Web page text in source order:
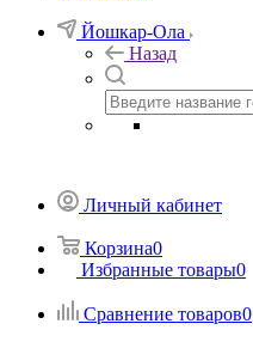
Йошкар-Ола
Назад
Личный кабинет
Корзина0
Избранные товары0
Сравнение товаров0